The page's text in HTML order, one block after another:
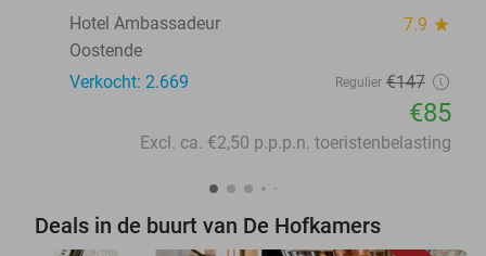
Hotel Ambassadeur
7.9 star
Oostende
Verkocht: 2.669
Regulier €147
€85
Excl. ca. €2,50 p.p.p.n. toeristenbelasting
Deals in de buurt van De Hofkamers